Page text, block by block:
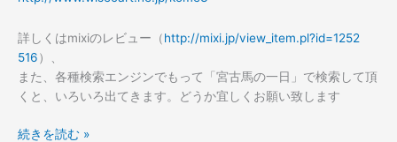
詳しくはmixiのレビュー（http://mixi.jp/view_item.pl?id=1252
516）、
また、各種検索エンジンでもって「宮古馬の一日」で検索して頂
くと、いろいろ出てきます。どうか宜しくお願い致します
沖
続きを読む »